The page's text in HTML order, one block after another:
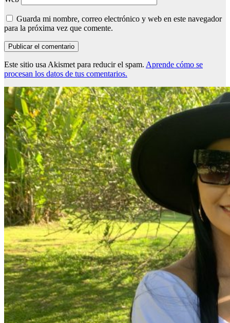
Guarda mi nombre, correo electrónico y web en este navegador
para la próxima vez que comente.
Este sitio usa Akismet para reducir el spam. Aprende cómo se
procesan los datos de tus comentarios.